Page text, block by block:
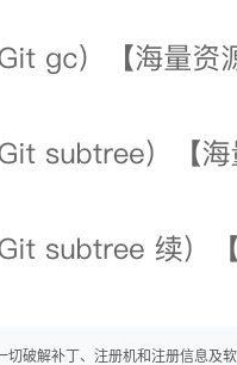
破解补丁、注册机和注册信息及